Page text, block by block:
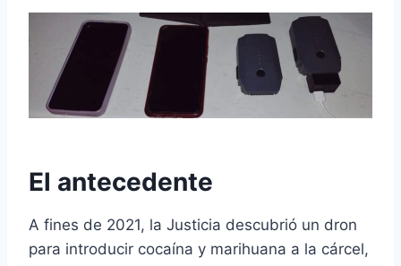
El antecedente
A fines de 2021, la Justicia descubrió un dron
para introducir cocaína y marihuana a la cárcel,